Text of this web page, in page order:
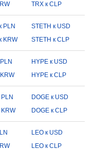
TRX к CLP
PLN
STETH к USD
KRW STETH к CLP
HYPE к USD
HYPE к CLP
PLN
DOGE к USD
KRW DOGE к CLP
LEO к USD
LEO к CLP